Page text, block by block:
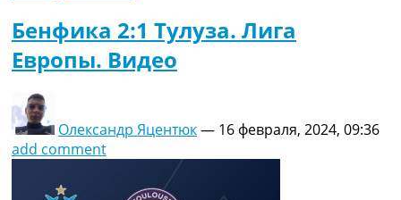
Бенфика 2:1 Тулуза. Лига
Европы. Видео
Олександр Яцентюк— 16 февраля, 2024, 09:36
add comment